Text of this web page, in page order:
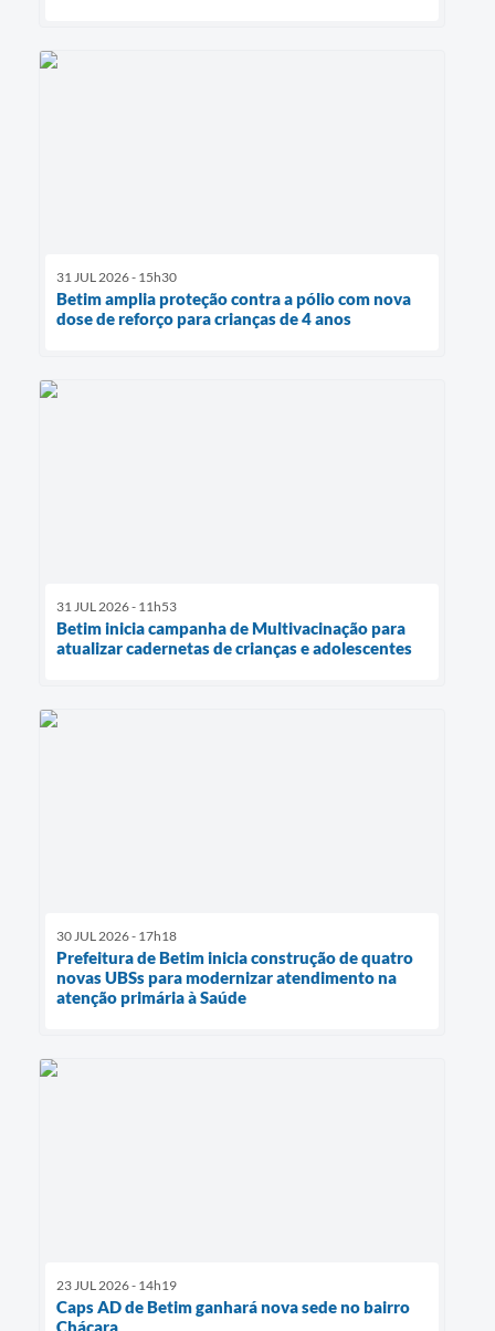
31 JUL 2026 - 15h30
Betim amplia proteção contra a pólio com nova
dose de reforço para crianças de 4 anos
31 JUL 2026 - 11h53
Betim inicia campanha de Multivacinação para
atualizar cadernetas de crianças e adolescentes
30 JUL 2026 - 17h18
Prefeitura de Betim inicia construção de quatro
novas UBSs para modernizar atendimento na
atenção primária à Saúde
23 JUL 2026 - 14h19
Caps AD de Betim ganhará nova sede no bairro
Chácara